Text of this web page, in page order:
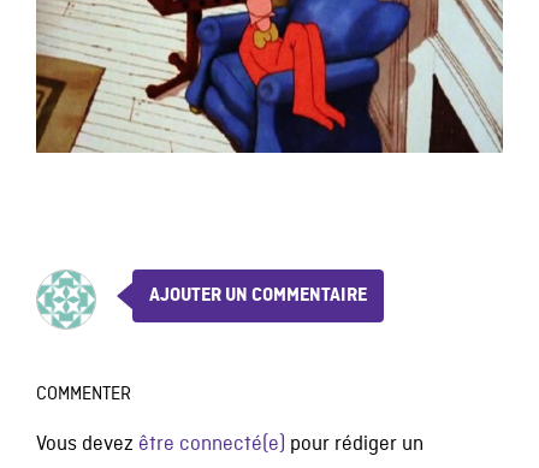
AJOUTER UN COMMENTAIRE
COMMENTER
Vous devez être connecté(e) pour rédiger un